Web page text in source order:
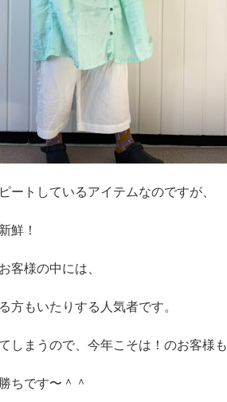
ートしているアイテムなのですが、
鮮！
客様の中には、
方もいたりする人気者です。
しまうので、今年こそは！のお客様も
ちです〜＾＾